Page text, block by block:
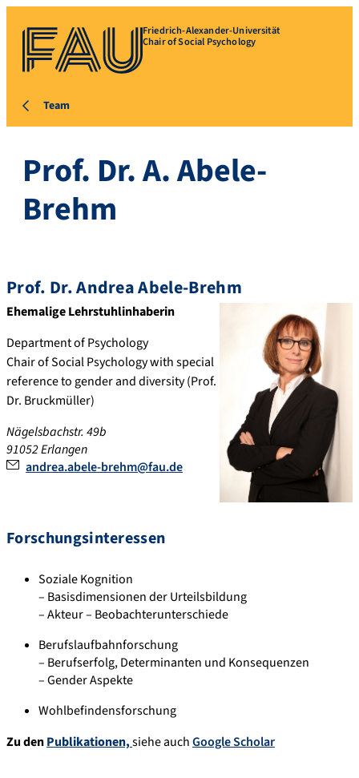
Friedrich-Alexander-Universität
Chair of Social Psychology
Team
Prof. Dr. A. Abele-
Brehm
Prof. Dr.AndreaAbele-Brehm
Ehemalige Lehrstuhlinhaberin
Department of Psychology
Chair of Social Psychology with special
reference to gender and diversity (Prof.
Dr. Bruckmüller)
Nägelsbachstr. 49b
91052 Erlangen
andrea.abele-brehm@fau.de
Forschungsinteressen
Soziale Kognition
– Basisdimensionen der Urteilsbildung
– Akteur – Beobachterunterschiede
Berufslaufbahnforschung
– Berufserfolg, Determinanten und Konsequenzen
– Gender Aspekte
Wohlbefindensforschung
Zu denPublikationen,siehe auchGoogle Scholar